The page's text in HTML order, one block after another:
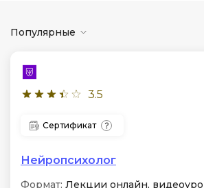
Популярные
3.5
Сертификат
Нейропсихолог
Формат: Лекции онлайн,